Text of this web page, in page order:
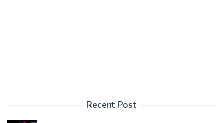
Recent Post